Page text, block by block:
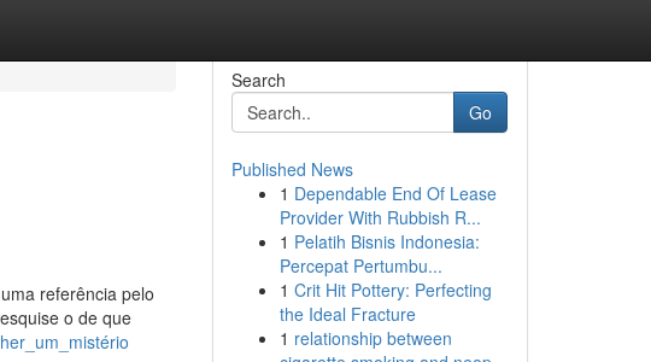
referência pelo
o de que
Search
Go
Published News
1 Dependable End Of Lease
Provider With Rubbish R...
1 Pelatih Bisnis Indonesia:
Percepat Pertumbu...
1 Crit Hit Pottery: Perfecting
the Ideal Fracture
1 relationship between